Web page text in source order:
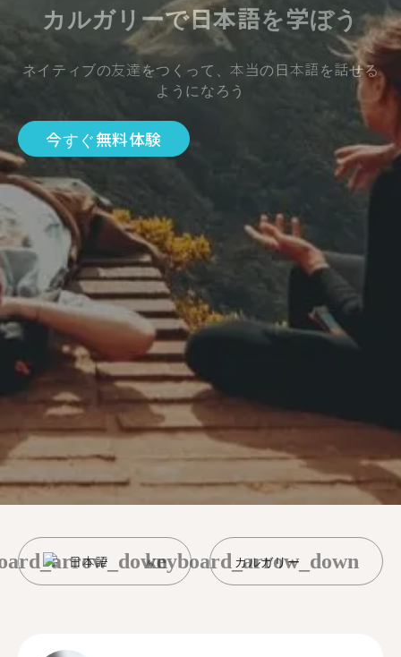
カルガリーで日本語を学ぼう
ネイティブの友達をつくって、本当の日本語を話せる
ようになろう
今すぐ無料体験
日本語 カルガリー
keyboard_arrow_down